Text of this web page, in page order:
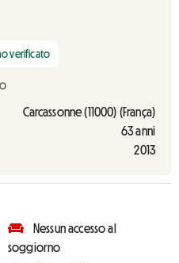
verificato
Carcassonne (11000) (França)
63 anni
2013
Nessun accesso al
soggiorno